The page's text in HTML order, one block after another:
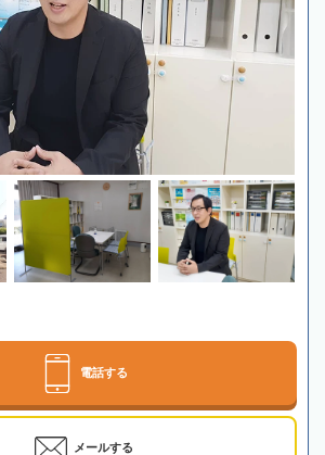
電話する
メールする